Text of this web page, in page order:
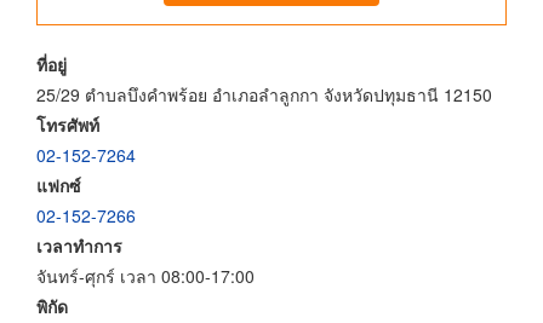
ที่อยู่
25/29 ตำบลบึงคำพร้อย อำเภอลำลูกกา จังหวัดปทุมธานี 12150
โทรศัพท์
02-152-7264
แฟกซ์
02-152-7266
เวลาทำการ
จันทร์-ศุกร์ เวลา 08:00-17:00
พิกัด